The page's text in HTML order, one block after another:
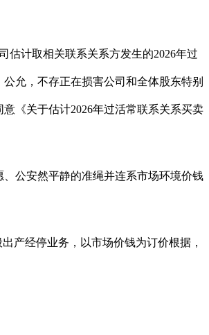
计取相关联系关系方发生的2026年过
允，不存正在损害公司和全体股东特别
《关于估计2026年过活常联系关系买卖
公安然平静的准绳并连系市场环境价钱
产经停业务，以市场价钱为订价根据，